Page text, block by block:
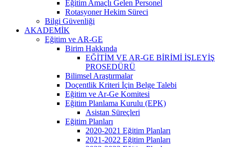
Eğitim Amaçlı Gelen Personel
Rotasyoner Hekim Süreci
Bilgi Güvenliği
AKADEMİK
Eğitim ve AR-GE
Birim Hakkında
EĞİTİM VE AR-GE BİRİMİ İŞLEYİŞ
PROSEDÜRÜ
Bilimsel Araştırmalar
Doçentlik Kriteri İçin Belge Talebi
Eğitim ve Ar-Ge Komitesi
Eğitim Planlama Kurulu (EPK)
Asistan Süreçleri
Eğitim Planları
2020-2021 Eğitim Planları
2021-2022 Eğitim Planları